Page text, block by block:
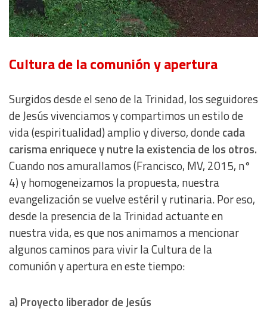
Cultura de la comunión y apertura
Surgidos desde el seno de la Trinidad, los seguidores
de Jesús vivenciamos y compartimos un estilo de
vida (espiritualidad) amplio y diverso, dondecada
carisma enriquece y nutre la existencia de los otros.
Cuando nos amurallamos (Francisco, MV, 2015, n°
4) y homogeneizamos la propuesta, nuestra
evangelización se vuelve estéril y rutinaria. Por eso,
desde la presencia de la Trinidad actuante en
nuestra vida, es que nos animamos a mencionar
algunos caminos para vivir la Cultura de la
comunión y apertura en este tiempo:
a) Proyecto liberador de Jesús
Use profiles to select personalised content
Understand audiences through statistics or combinations
of data from different sources
Develop and improve services
Use limited data to select content
IAB Special Features:
Use precise geolocation data
Non-IAB processing purposes: